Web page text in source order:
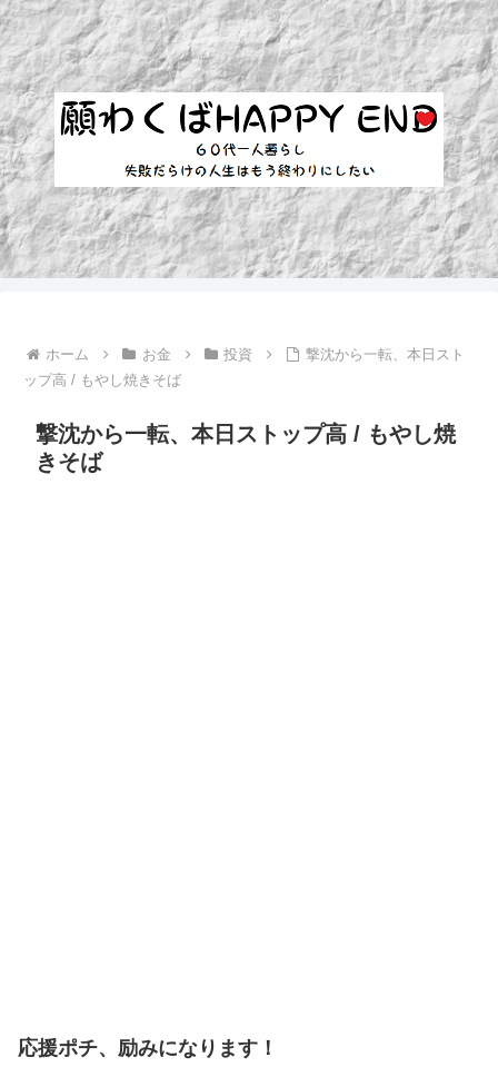
ホーム お金 投資
撃沈から一転、本日スト
ップ高 / もやし焼きそば
撃沈から一転、本日ストップ高 / もやし焼
きそば
応援ポチ、励みになります！